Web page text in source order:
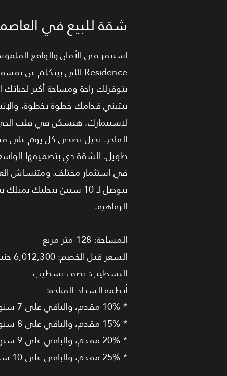
شقة للبيع في
بتوفرلك راحة ومساحة أكبر
بيتبني قدامك خطوة بخطوة،
الفاخر. تخيل تصحى كل يوم على
طويل. الشقة دي بتصميمها الواسع
بتوصل لـ 10 سنين
الرفاهية.
المساحة: 128 متر مربع
السعر قبل الخصم: 6,012,300 جنيه مصري
التشطيب: نصف تشطيب
أنظمة السداد المتاحة:
* 10% مقدم، والباقي على 7 سنوات بأقساط متساوية.
* 15% مقدم، والباقي على 8 سنوات بأقساط متساوية.
* 20% مقدم، والباقي على 9 سنوات بأقساط متساوية.
* 25% مقدم، والباقي على 10 سنوات بأقساط متساوية.